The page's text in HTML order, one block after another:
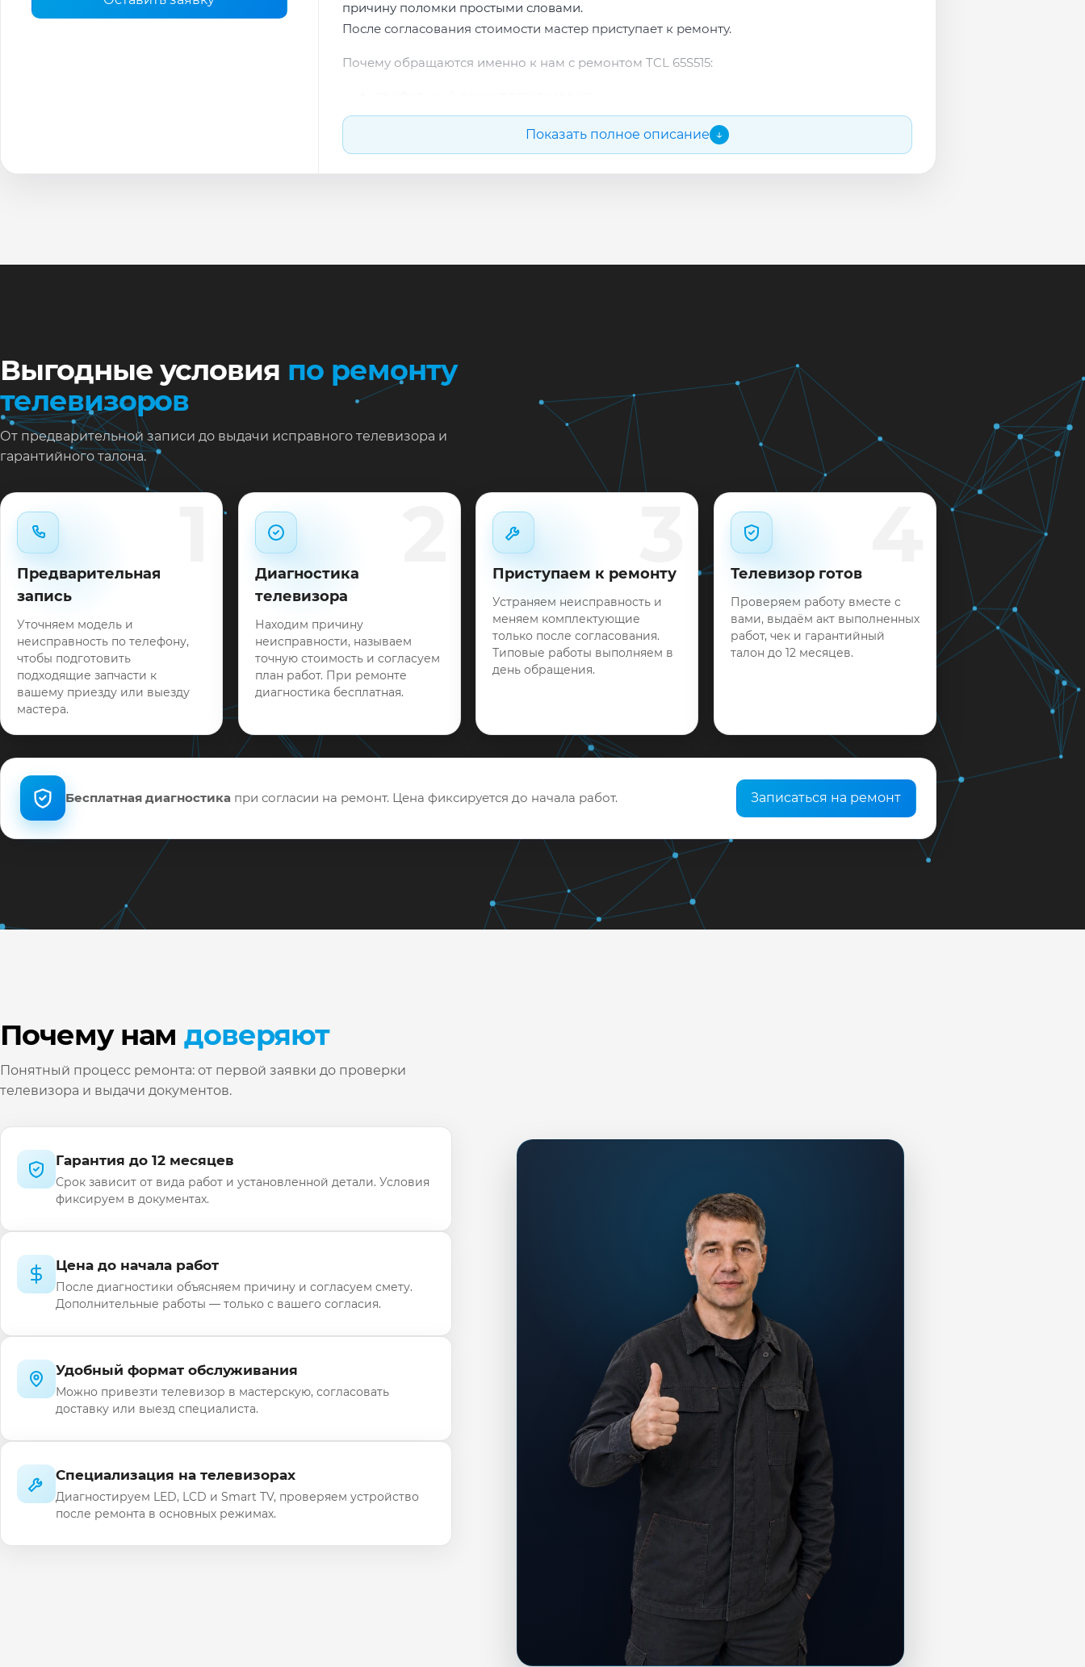
причину поломки простыми словами.
После согласования стоимости мастер приступает к ремонту.
Почему обращаются именно к нам с ремонтом TCL 65S515:
опыт по бренду TCL;
прозрачная смета до начала работ;
подбор проверенных комплектующих.
Оставьте заявку или позвоните: укажите симптомы — подскажем ориентир по сроку и
Показать полное описание ↓
Выгодные условия по ремонту
телевизоров
От предварительной записи до выдачи исправного телевизора и
гарантийного талона.
Предварительная
запись
Уточняем модель и
неисправность по телефону,
чтобы подготовить
подходящие запчасти к
вашему приезду или выезду
мастера.
Диагностика
телевизора
Находим причину
неисправности, называем
точную стоимость и согласуем
план работ. При ремонте
диагностика бесплатная.
Приступаем к ремонту
Устраняем неисправность и
меняем комплектующие
только после согласования.
Типовые работы выполняем в
день обращения.
Телевизор готов
Проверяем работу вместе с
вами, выдаём акт выполненных
работ, чек и гарантийный
талон до 12 месяцев.
Бесплатная диагностика при согласии на ремонт. Цена фиксируется до начала работ. Записаться на ремонт
Почему намдоверяют
Понятный процесс ремонта: от первой заявки до проверки
телевизора и выдачи документов.
Гарантия до 12 месяцев
Срок зависит от вида работ и установленной детали. Условия
фиксируем в документах.
Цена до начала работ
После диагностики объясняем причину и согласуем смету.
Дополнительные работы — только с вашего согласия.
Удобный формат обслуживания
Можно привезти телевизор в мастерскую, согласовать
доставку или выезд специалиста.
Специализация на телевизорах
Диагностируем LED, LCD и Smart TV, проверяем устройство
после ремонта в основных режимах.